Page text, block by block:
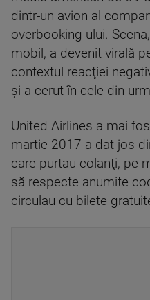
dintr-un avion al
overbooking-ului.
mobil, a devenit virală
contextul reacţiei
şi-a cerut în cele din
United Airlines a mai
martie 2017 a dat jos
care purtau colanţi, pe
să respecte anumite
circulau cu bilete